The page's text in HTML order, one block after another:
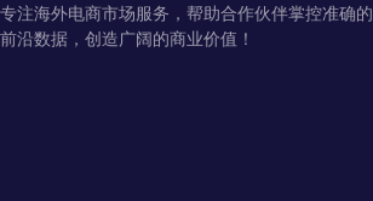
专注海外电商市场服务，帮助合作伙伴掌控准确的
前沿数据，创造广阔的商业价值！